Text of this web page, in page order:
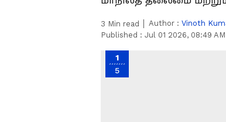
3 Min read Author : Vinoth
Published : Jul 01 2026, 08:49
1
5